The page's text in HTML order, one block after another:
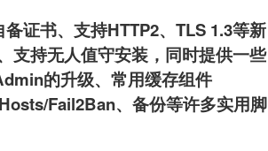
证书、支持HTTP2、TLS 1.3等新
支持无人值守安装，同时提供一些
的升级、常用缓存组件
Fail2Ban、备份等许多实用脚